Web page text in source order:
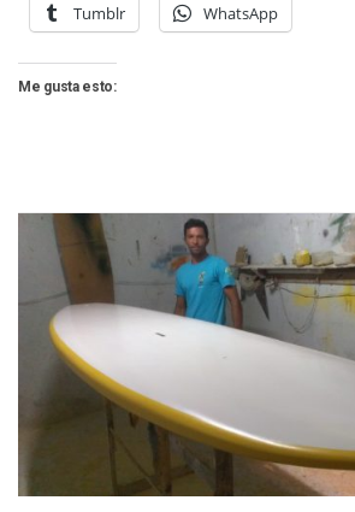
Tumblr WhatsApp
Me gusta esto: